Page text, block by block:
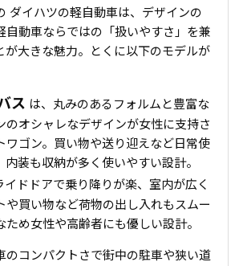
ダイハツの軽自動車は、デザインの
自動車ならではの「扱いやすさ」を兼
が大きな魅力。とくに以下のモデルが
ス は、丸みのあるフォルムと豊富な
のオシャレなデザインが女性に支持さ
ワゴン。買い物や送り迎えなど日常使
内装も収納が多く使いやすい設計。
イドドアで乗り降りが楽、室内が広く
や買い物など荷物の出し入れもスムー
ため女性や高齢者にも優しい設計。
のコンパクトさで街中の駐車や狭い道